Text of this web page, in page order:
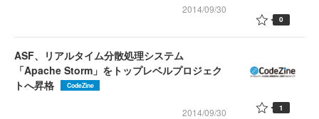
2014/09/30
0
ASF、リアルタイム分散処理システム
「Apache Storm」をトップレベルプロジェク
トへ昇格
CodeZine
2014/09/30 1